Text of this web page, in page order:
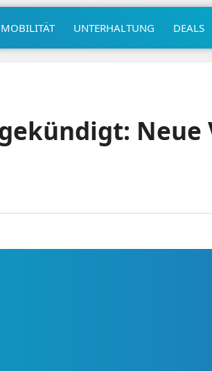
MOBILITÄT UNTERHALTUNG DEALS
Neue